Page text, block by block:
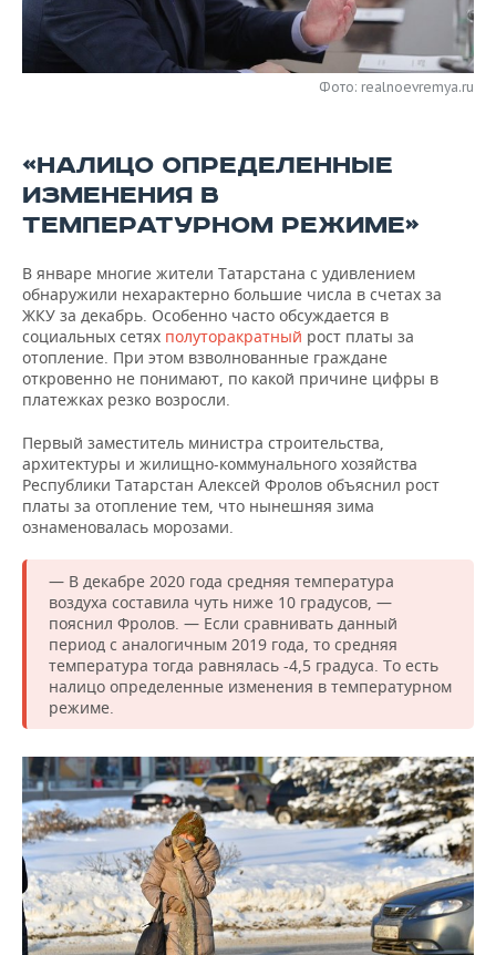
НЕФТЕХИМИЯ
НЕФТЬ
ЭНЕРГЕТИКА
РОЗНИЧНАЯ ТОРГОВЛЯ
НОВОСТИ ТЕХНОЛОГИЙ
ТЕЛЕКОММУНИКАЦИИ
МЕРОПРИЯТИЯ
БИЗНЕС-БРАНЧИ
ОТКРЫТАЯ ЛЕКЦИЯ
ФУТБОЛ
БАСКЕТБОЛ
ВОЛЕЙБОЛ
КИБЕРСПОРТ
ФИГУРНОЕ КАТАНИЕ
ВОДНЫЕ ВИДЫ СПОРТА
НОВОСТИ ОБЩЕСТВА
ИНФРАСТРУКТУРА
ИСТОРИЯ
КУЛЬТУРА
МЕДИЦИНА
ОБРАЗОВАНИЕ
ФОТОГАЛЕРЕЯ
СПРАВОЧНИК
СПИСОК ПЕРСОН
СПИСОК КОМПАНИЙ
ПОЛНАЯ ВЕРСИЯ
Фото: realnoevremya.ru
«НАЛИЦО ОПРЕДЕЛЕННЫЕ
ИЗМЕНЕНИЯ В
ТЕМПЕРАТУРНОМ РЕЖИМЕ»
В январе многие жители Татарстана с удивлением
обнаружили нехарактерно большие числа в счетах за
ЖКУ за декабрь. Особенно часто обсуждается в
социальных сетях полуторакратный рост платы за
отопление. При этом взволнованные граждане
откровенно не понимают, по какой причине цифры в
платежках резко возросли.
Первый заместитель министра строительства,
архитектуры и жилищно-коммунального хозяйства
Республики Татарстан Алексей Фролов объяснил рост
платы за отопление тем, что нынешняя зима
ознаменовалась морозами.
— В декабре 2020 года средняя температура
воздуха составила чуть ниже 10 градусов, —
пояснил Фролов. — Если сравнивать данный
период с аналогичным 2019 года, то средняя
температура тогда равнялась -4,5 градуса. То есть
налицо определенные изменения в температурном
режиме.